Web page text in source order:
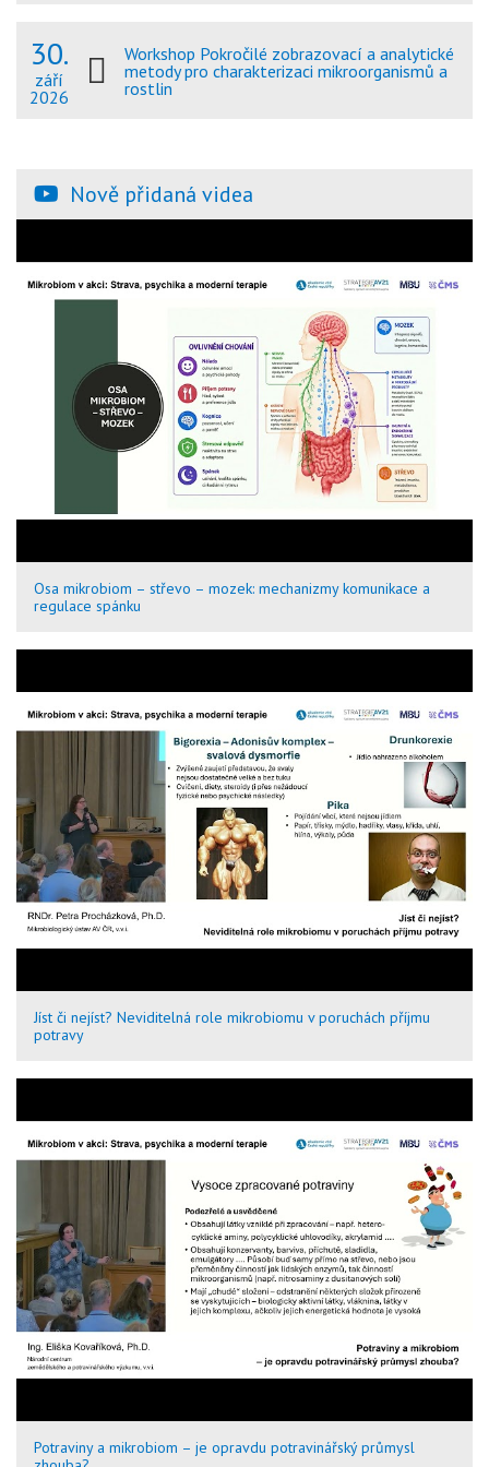
30.
září
2026
Workshop Pokročilé zobrazovací a analytické
metody pro charakterizaci mikroorganismů a
rostlin
Nově přidaná videa
Osa mikrobiom – střevo – mozek: mechanizmy komunikace a
regulace spánku
Jíst či nejíst? Neviditelná role mikrobiomu v poruchách příjmu
potravy
Potraviny a mikrobiom – je opravdu potravinářský průmysl